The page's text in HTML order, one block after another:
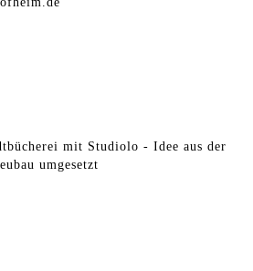
mit Studiolo - Idee aus der
umgesetzt